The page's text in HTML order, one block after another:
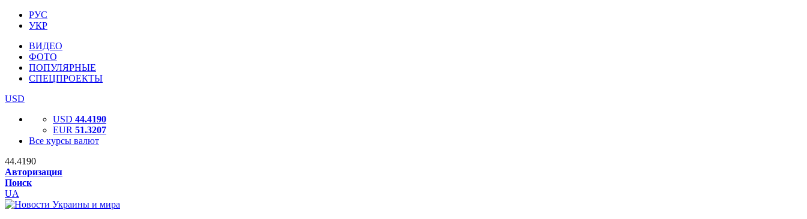
РУС
УКР
ВИДЕО
ФОТО
ПОПУЛЯРНЫЕ
СПЕЦПРОЕКТЫ
USD
USD 44.4190
EUR 51.3207
Все курсы валют
44.4190
Авторизация
Поиск
UA